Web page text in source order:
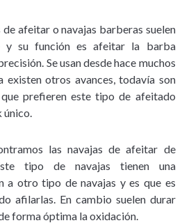
de afeitar o navajas barberas suelen
y su función es afeitar la barba
Se usan desde hace muchos
existen otros avances, todavía son
prefieren este tipo de afeitado
las navajas de afeitar de
tipo de navajas tienen una
a otro tipo de navajas y es que es
afilarlas. En cambio suelen durar
forma óptima la oxidación.